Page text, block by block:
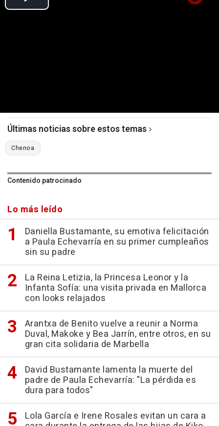
Últimas noticias sobre estos temas
Chenoa
Contenido patrocinado
Lo más leído
Daniella Bustamante, su emotiva felicitación
a Paula Echevarría en su primer cumpleaños
sin su padre
La Reina Letizia, la Princesa Leonor y la
Infanta Sofía: una visita privada en Mallorca
con looks relajados
Arantxa de Benito vuelve a reunir a Norma
Duval, Makoke y Bea Jarrín, entre otros, en su
gran cita solidaria de Marbella
David Bustamante lamenta la muerte del
padre de Paula Echevarría: "La pérdida es
dura para todos"
Lola García e Irene Rosales evitan un cara a